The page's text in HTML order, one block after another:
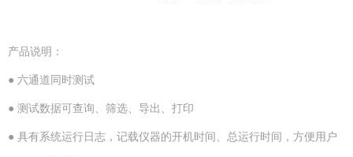
产品说明：
● 六通道同时测试
● 测试数据可查询、筛选、导出、打印
● 具有系统运行日志，记载仪器的开机时间、总运行时间，方便用户